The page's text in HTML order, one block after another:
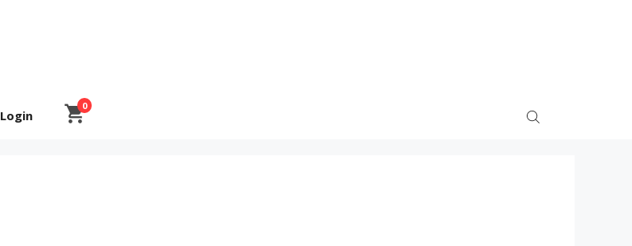
Login
0